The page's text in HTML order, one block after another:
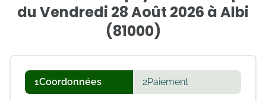
du Vendredi 28 Août 2026 à Albi
(81000)
1Coordonnées 2Paiement